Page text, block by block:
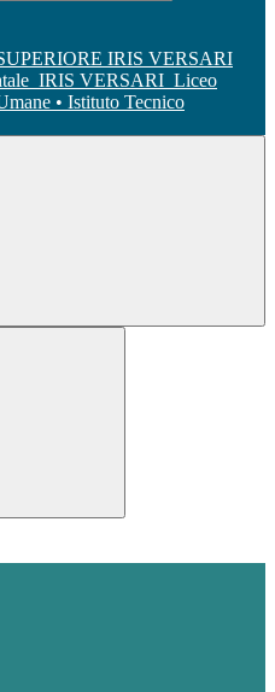
IRIS VERSARI Liceo
• Istituto Tecnico